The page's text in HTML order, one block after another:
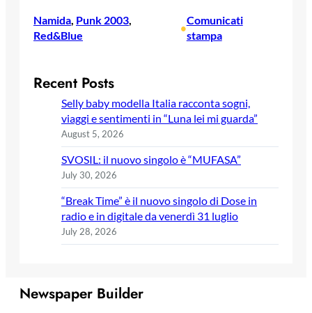
Namida, Punk 2003
Red&Blue
•
Comunicati
stampa
Recent Posts
Selly baby modella Italia racconta sogni,
viaggi e sentimenti in “Luna lei mi guarda”
August 5, 2026
SVOSIL: il nuovo singolo è “MUFASA”
July 30, 2026
“Break Time” è il nuovo singolo di Dose in
radio e in digitale da venerdì 31 luglio
July 28, 2026
Newspaper Builder